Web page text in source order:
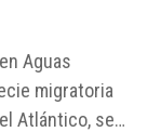
Aguas
migratoria
Atlántico, se